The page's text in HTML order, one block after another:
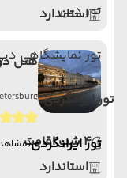
تور دبی
تور نمایشگاهی
تور ایرانگردی
تور ایرانگردی
استاندارد
هتل
4 شب اقامت
استاندارد